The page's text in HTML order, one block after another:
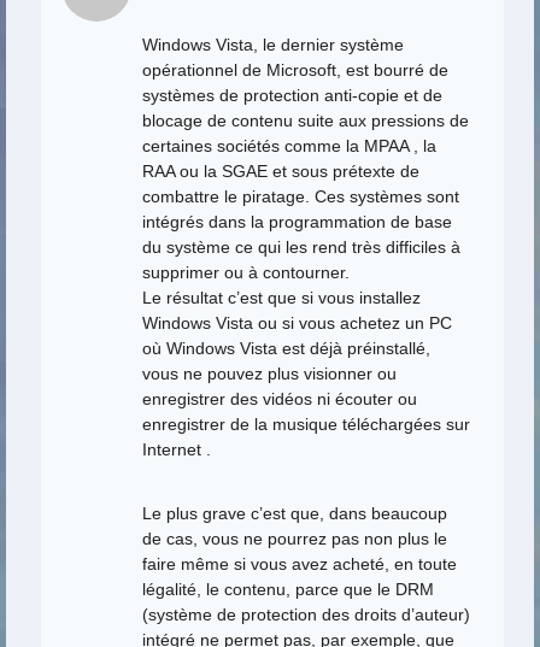
Windows Vista, le dernier système
opérationnel de Microsoft, est bourré de
systèmes de protection anti-copie et de
blocage de contenu suite aux pressions de
certaines sociétés comme la MPAA , la
RAA ou la SGAE et sous prétexte de
combattre le piratage. Ces systèmes sont
intégrés dans la programmation de base
du système ce qui les rend très difficiles à
supprimer ou à contourner.
Le résultat c’est que si vous installez
Windows Vista ou si vous achetez un PC
où Windows Vista est déjà préinstallé,
vous ne pouvez plus visionner ou
enregistrer des vidéos ni écouter ou
enregistrer de la musique téléchargées sur
Internet .
Le plus grave c’est que, dans beaucoup
de cas, vous ne pourrez pas non plus le
faire même si vous avez acheté, en toute
légalité, le contenu, parce que le DRM
(système de protection des droits d’auteur)
intégré ne permet pas, par exemple, que